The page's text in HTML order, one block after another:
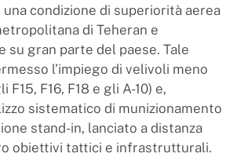
condizione di superiorità aerea
di Teheran e
su gran parte del paese. Tale
l’impiego di velivoli meno
F15, F16, F18 e gli A-10) e,
sistematico di munizionamento
stand-in, lanciato a distanza
obiettivi tattici e infrastrutturali.